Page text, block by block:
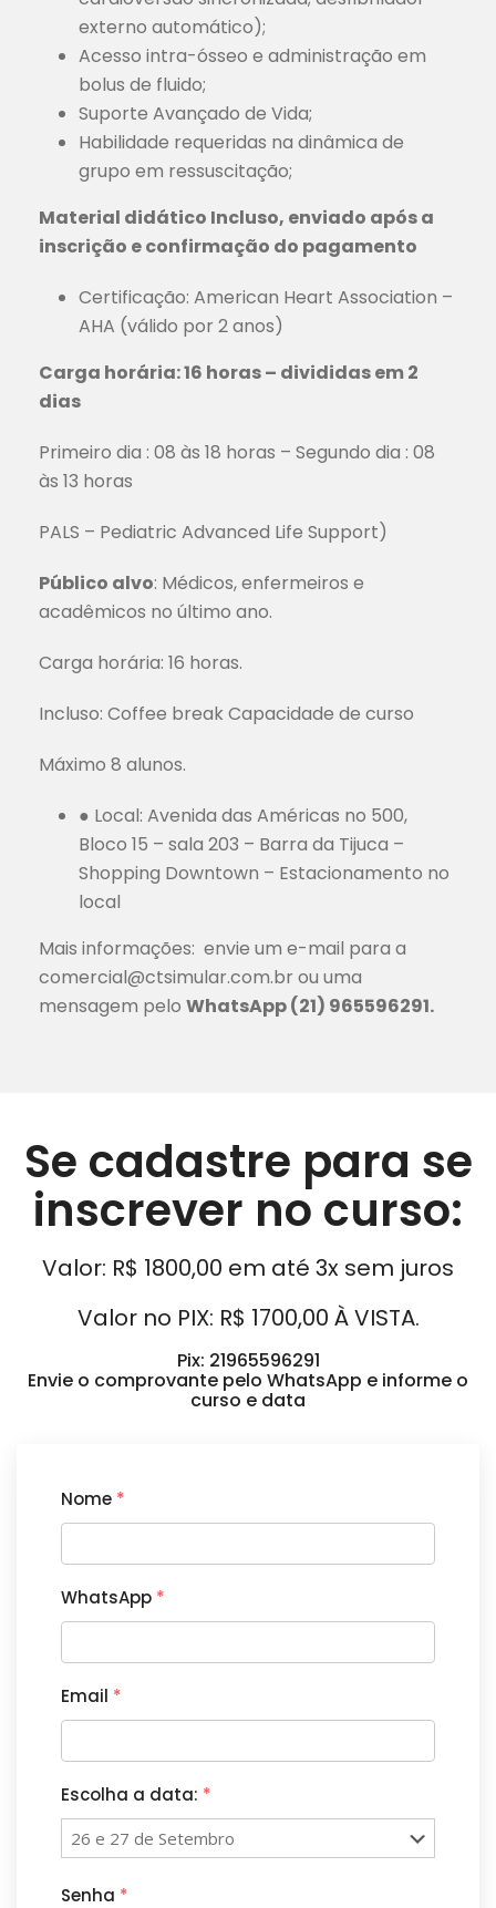
externo automático);
Acesso intra-ósseo e administração em
bolus de fluido;
Suporte Avançado de Vida;
Habilidade requeridas na dinâmica de
grupo em ressuscitação;
Material didático Incluso, enviado após a
inscrição e confirmação do pagamento
Certificação: American Heart Association –
AHA (válido por 2 anos)
Carga horária: 16 horas – divididas em 2
dias
Primeiro dia : 08 às 18 horas – Segundo dia : 08
às 13 horas
PALS – Pediatric Advanced Life Support)
Público alvo: Médicos, enfermeiros e
acadêmicos no último ano.
Carga horária: 16 horas.
Incluso: Coffee break Capacidade de curso
Máximo 8 alunos.
● Local: Avenida das Américas no 500,
Bloco 15 – sala 203 – Barra da Tijuca –
Shopping Downtown – Estacionamento no
local
Mais informações: envie um e-mail para a
comercial@ctsimular.com.br ou uma
mensagem pelo WhatsApp (21) 965596291.
Se cadastre para se
inscrever no curso:
Valor: R$ 1800,00 em até 3x sem juros
Valor no PIX: R$ 1700,00 À VISTA.
Pix: 21965596291
Envie o comprovante pelo WhatsApp e informe o
curso e data
Nome *
WhatsApp *
Email *
Escolha a data: *
Senha *